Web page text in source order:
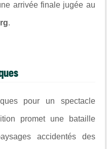
arrivée finale jugée au
.
pour un spectacle
promet une bataille
accidentés des